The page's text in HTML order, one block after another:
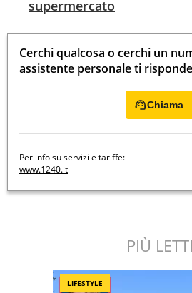
supermercato
Cerchi qualcosa o cerchi un
assistente personale ti
Chiama
Per info su servizi e tariffe:
www.1240.it
PIÙ LETTI
LIFESTYLE